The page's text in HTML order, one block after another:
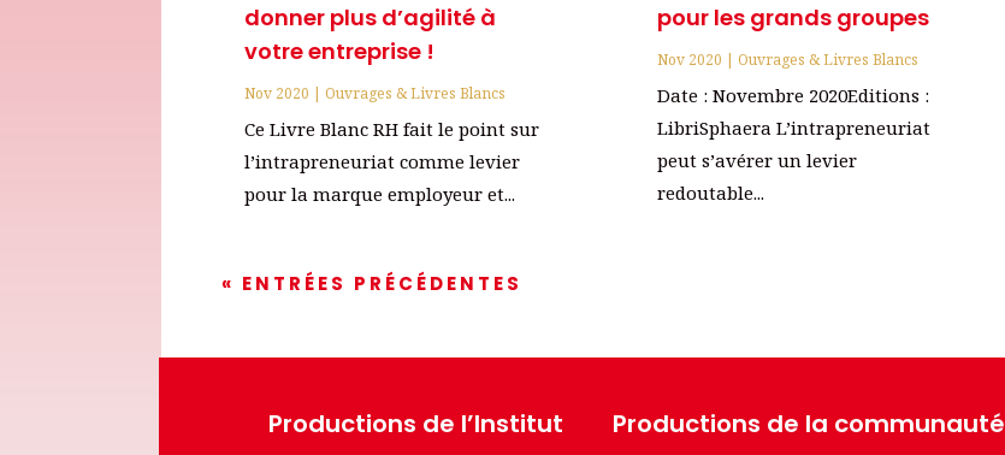
donner plus d’agilité à
votre entreprise !
Nov 2020 |Ouvrages & Livres Blancs
Ce Livre Blanc RH fait le point sur
l’intrapreneuriat comme levier
pour la marque employeur et...
pour les grands groupes
Nov 2020 |Ouvrages & Livres Blancs
Date : Novembre 2020Editions :
LibriSphaera L’intrapreneuriat
peut s’avérer un levier
redoutable...
« ENTRÉES PRÉCÉDENTES
Productions de l’Institut Productions de la communauté